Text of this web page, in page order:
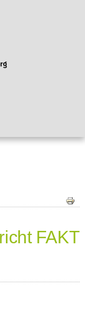
FAKT